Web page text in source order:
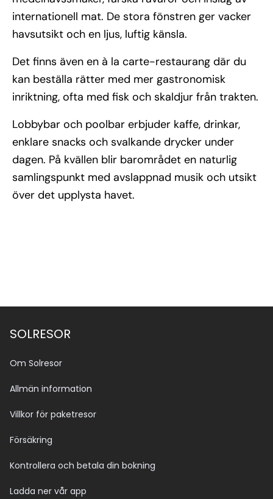
internationell mat. De stora fönstren ger vacker
havsutsikt och en ljus, luftig känsla.
Det finns även en à la carte-restaurang där du
kan beställa rätter med mer gastronomisk
inriktning, ofta med fisk och skaldjur från trakten.
Lobbybar och poolbar erbjuder kaffe, drinkar,
enklare snacks och svalkande drycker under
dagen. På kvällen blir barområdet en naturlig
samlingspunkt med avslappnad musik och utsikt
över det upplysta havet.
SOLRESOR
Om Solresor
Allmän information
Villkor för paketresor
Försäkring
Kontrollera och betala din bokning
Ladda ner vår app